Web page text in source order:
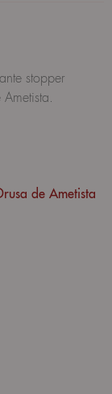
stopper
de Ametista